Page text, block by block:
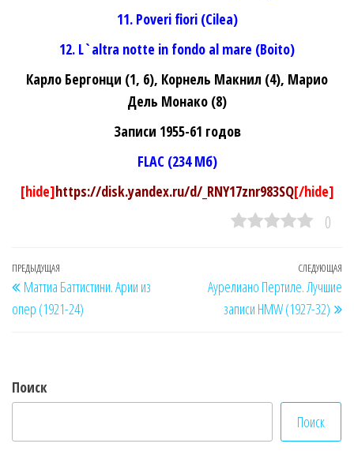
11. Poveri fiori (Cilea)
12. L`altra notte in fondo al mare (Boito)
Карло Бергонци (1, 6), Корнель Макнил (4), Марио
Дель Монако (8)
Записи 1955-61 годов
FLAC (234 Мб)
[hide]https://disk.yandex.ru/d/_RNY17znr983SQ[/hide]
0
Навигация
по
записям
Предыдущая
запись
ПРЕДЫДУЩАЯ
Маттиа Баттистини. Арии из
опер (1921-24)
СЛЕДУЮЩАЯ
Аурелиано Пертиле. Лучшие
записи HMW (1927-32)
Поиск
Поиск